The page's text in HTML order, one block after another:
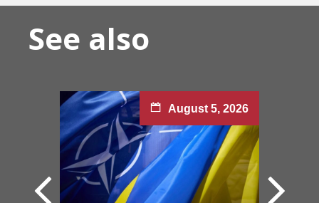
See also
August 5, 2026